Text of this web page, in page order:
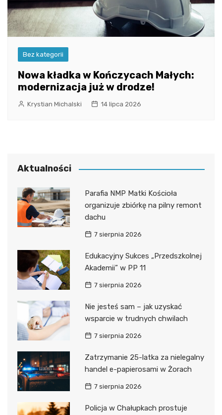
Bez kategorii
Nowa kładka w Kończycach Małych:
modernizacja już w drodze!
Krystian Michalski 14 lipca 2026
Aktualności
Parafia NMP Matki Kościoła
organizuje zbiórkę na pilny remont
dachu
7 sierpnia 2026
Edukacyjny Sukces „Przedszkolnej
Akademii” w PP 11
7 sierpnia 2026
Nie jesteś sam – jak uzyskać
wsparcie w trudnych chwilach
7 sierpnia 2026
Zatrzymanie 25-latka za nielegalny
handel e-papierosami w Żorach
7 sierpnia 2026
Policja w Chałupkach prostuje